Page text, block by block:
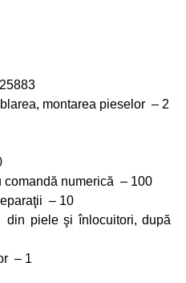
montarea pieselor – 2
comandă numerică – 100
– 10
din piele şi înlocuitori, după
– 1